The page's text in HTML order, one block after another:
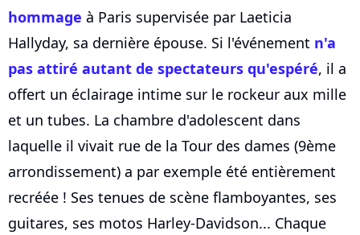
hommage à Paris supervisée par Laeticia
Hallyday, sa dernière épouse. Si l'événement n'a
pas attiré autant de spectateurs qu'espéré, il a
offert un éclairage intime sur le rockeur aux mille
et un tubes. La chambre d'adolescent dans
laquelle il vivait rue de la Tour des dames (9ème
arrondissement) a par exemple été entièrement
recréée ! Ses tenues de scène flamboyantes, ses
guitares, ses motos Harley-Davidson... Chaque